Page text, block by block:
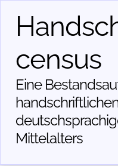
census
Eine
Mittelalters